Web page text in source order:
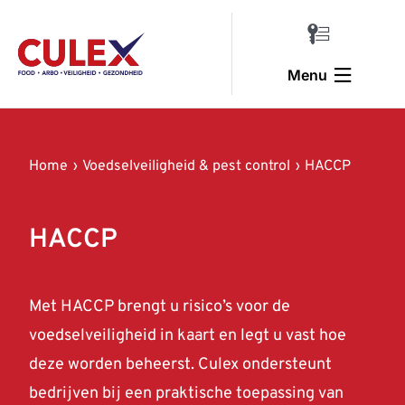
naar
inhoud
Toggle
Menu
Voedselveiligheid & pest control
Trainingen & veiligheid
Halal training
Over ons
Home Voedselveiligheid & pest control HACCP
HACCP
Met HACCP brengt u risico’s voor de
voedselveiligheid in kaart en legt u vast hoe
deze worden beheerst. Culex ondersteunt
bedrijven bij een praktische toepassing van